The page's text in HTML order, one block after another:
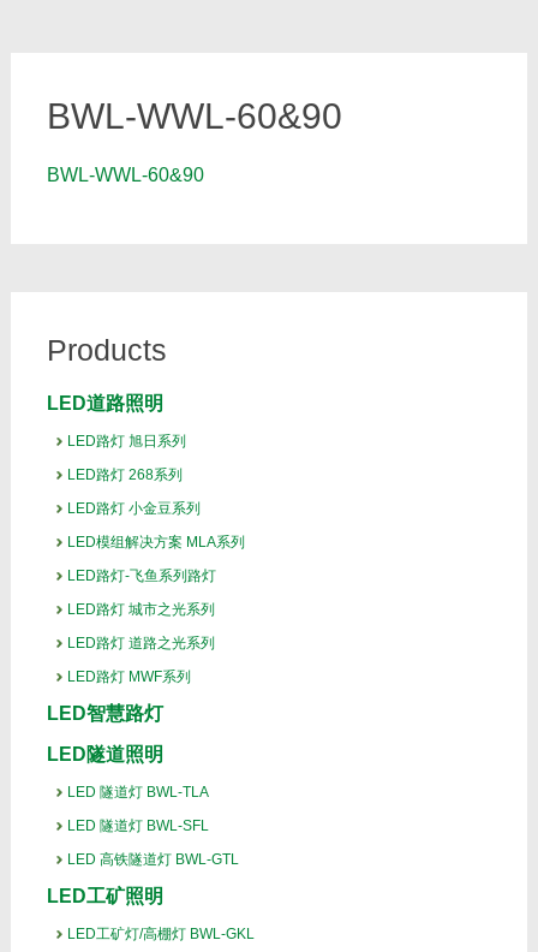
BWL-WWL-60&90
BWL-WWL-60&90
Products
LED道路照明
LED路灯 旭日系列
LED路灯 268系列
LED路灯 小金豆系列
LED模组解决方案 MLA系列
LED路灯-飞鱼系列路灯
LED路灯 城市之光系列
LED路灯 道路之光系列
LED路灯 MWF系列
LED智慧路灯
LED隧道照明
LED 隧道灯 BWL-TLA
LED 隧道灯 BWL-SFL
LED 高铁隧道灯 BWL-GTL
LED工矿照明
LED工矿灯/高棚灯 BWL-GKL